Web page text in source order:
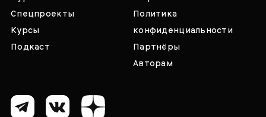
Спецпроекты
Курсы
Подкаст
Политика
конфиденциальности
Партнёры
Авторам